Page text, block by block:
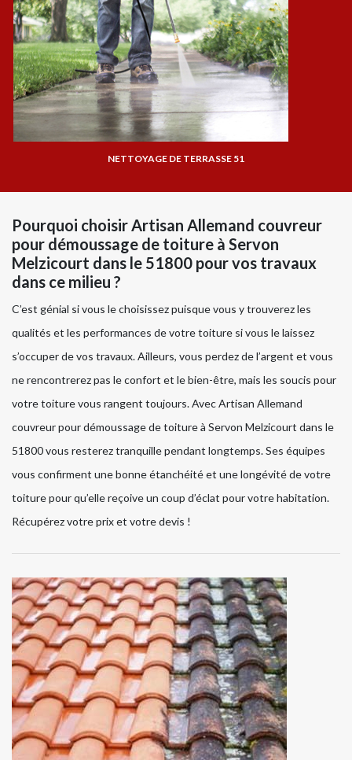
NETTOYAGE DE TERRASSE 51
Pourquoi choisir Artisan Allemand couvreur
pour démoussage de toiture à Servon
Melzicourt dans le 51800 pour vos travaux
dans ce milieu ?
C’est génial si vous le choisissez puisque vous y trouverez les
qualités et les performances de votre toiture si vous le laissez
s’occuper de vos travaux. Ailleurs, vous perdez de l’argent et vous
ne rencontrerez pas le confort et le bien-être, mais les soucis pour
votre toiture vous rangent toujours. Avec Artisan Allemand
couvreur pour démoussage de toiture à Servon Melzicourt dans le
51800 vous resterez tranquille pendant longtemps. Ses équipes
vous confirment une bonne étanchéité et une longévité de votre
toiture pour qu’elle reçoive un coup d’éclat pour votre habitation.
Récupérez votre prix et votre devis !